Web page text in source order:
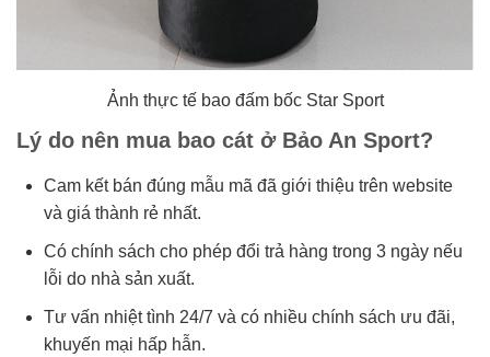
Ảnh thực tế bao đấm bốc Star Sport
Lý do nên mua bao cát ở Bảo An Sport?
Cam kết bán đúng mẫu mã đã giới thiệu trên website
và giá thành rẻ nhất.
Có chính sách cho phép đổi trả hàng trong 3 ngày nếu
lỗi do nhà sản xuất.
Tư vấn nhiệt tình 24/7 và có nhiều chính sách ưu đãi,
khuyến mại hấp hẫn.